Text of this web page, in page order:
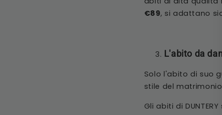
€89, si adattano
L'abito da
Solo l'abito di suo
stile del
Gli abiti di